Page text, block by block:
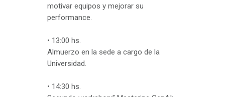
motivar equipos y mejorar su
performance.
• 13:00 hs.
Almuerzo en la sede a cargo de la
Universidad.
• 14:30 hs.